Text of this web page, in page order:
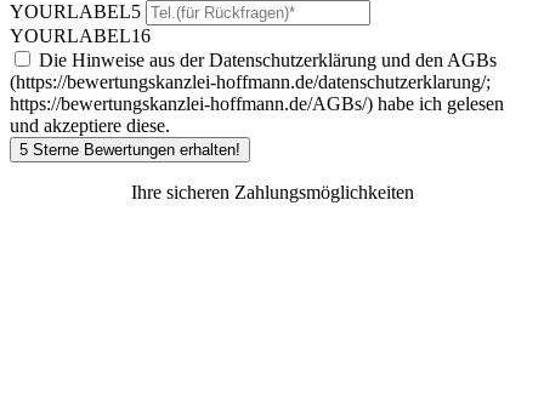
YOURLABEL5
YOURLABEL16
Die Hinweise aus der Datenschutzerklärung und den AGBs
(https://bewertungskanzlei-hoffmann.de/datenschutzerklarung/;
https://bewertungskanzlei-hoffmann.de/AGBs/) habe ich gelesen
und akzeptiere diese.
5 Sterne Bewertungen erhalten!
Ihre sicheren Zahlungsmöglichkeiten